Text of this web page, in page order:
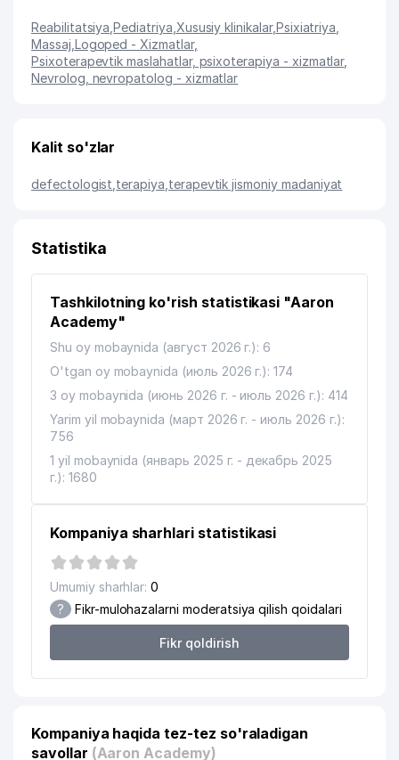
Reabilitatsiya ,Pediatriya Xususiy klinikalar,Psixiatriya
Massaj Logoped - Xizmatlar,
Psixoterapevtik maslahatlar, psixoterapiya - xizmatlar,
Nevrolog, nevropatolog - xizmatlar
Kalit so'zlar
defectologist terapiya terapevtik jismoniy madaniyat
Statistika
Tashkilotning ko'rish statistikasi "Aaron
Academy"
Shu oy mobaynida (август 2026 г.): 6
O'tgan oy mobaynida (июль 2026 г.): 174
3 oy mobaynida (июнь 2026 г. - июль 2026 г.): 414
Yarim yil mobaynida (март 2026 г. - июль 2026 г.):
756
1 yil mobaynida (январь 2025 г. - декабрь 2025
г.): 1680
Kompaniya sharhlari statistikasi
Umumiy sharhlar: 0
? Fikr-mulohazalarni moderatsiya qilish qoidalari
Fikr qoldirish
Kompaniya haqida tez-tez so'raladigan
savollar (Aaron Academy)